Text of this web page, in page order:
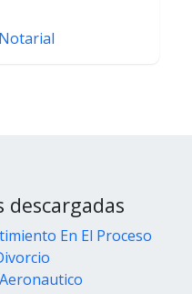
descargadas
En El Proceso